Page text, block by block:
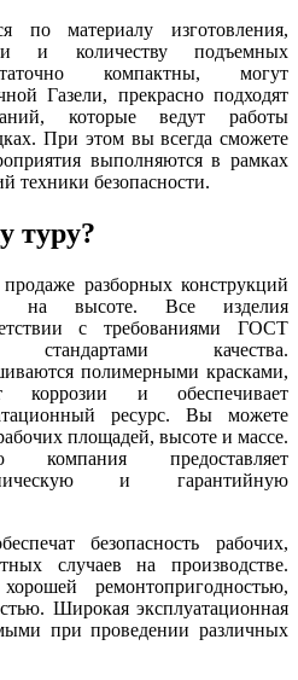
материалу изготовления,
и количеству подъемных
компактны, могут
Газели, прекрасно подходят
которые ведут работы
При этом вы всегда сможете
выполняются в рамках
техники безопасности.
туру?
разборных конструкций
на высоте. Все изделия
с требованиями ГОСТ
качества.
полимерными красками,
и обеспечивает
ресурс. Вы можете
площадей, высоте и массе.
предоставляет
и гарантийную
безопасность рабочих,
случаев на производстве.
ремонтопригодностью,
Широкая эксплуатационная
при проведении различных